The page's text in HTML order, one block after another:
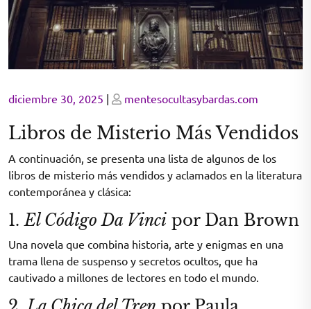
Posted
diciembre 30, 2025 | Posted
mentesocultasybardas.com
Libros de Misterio Más Vendidos
A continuación, se presenta una lista de algunos de los
libros de misterio más vendidos y aclamados en la literatura
contemporánea y clásica:
1.El Código Da Vinci por Dan Brown
Una novela que combina historia, arte y enigmas en una
trama llena de suspenso y secretos ocultos, que ha
cautivado a millones de lectores en todo el mundo.